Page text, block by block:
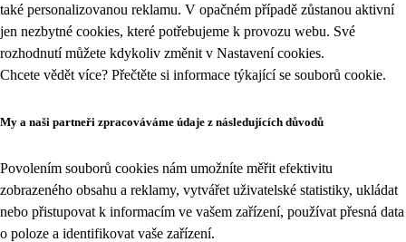
také personalizovanou reklamu. V opačném případě zůstanou aktivní
jen nezbytné cookies, které potřebujeme k provozu webu. Své
rozhodnutí můžete kdykoliv změnit v Nastavení cookies.
Chcete vědět více? Přečtěte si informace týkající se souborů cookie.
My a naši partneři zpracováváme údaje z následujících důvodů
Povolením souborů cookies nám umožníte měřit efektivitu
zobrazeného obsahu a reklamy, vytvářet uživatelské statistiky, ukládat
nebo přistupovat k informacím ve vašem zařízení, používat přesná data
o poloze a identifikovat vaše zařízení.